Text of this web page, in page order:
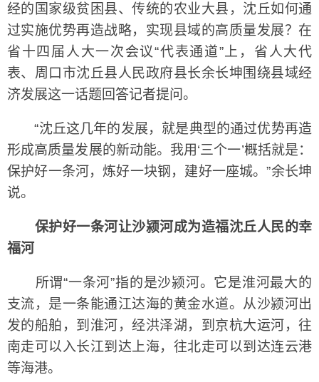
经的国家级贫困县、传统的农业大县，沈丘如何通
过实施优势再造战略，实现县域的高质量发展？在
省十四届人大一次会议“代表通道”上，省人大代
表、周口市沈丘县人民政府县长余长坤围绕县域经
济发展这一话题回答记者提问。
“沈丘这几年的发展，就是典型的通过优势再造
形成高质量发展的新动能。我用‘三个一’概括就是：
保护好一条河，炼好一块钢，建好一座城。”余长坤
说。
保护好一条河让沙颍河成为造福沈丘人民的幸
福河
所谓“一条河”指的是沙颍河。它是淮河最大的
支流，是一条能通江达海的黄金水道。从沙颍河出
发的船舶，到淮河，经洪泽湖，到京杭大运河，往
南走可以入长江到达上海，往北走可以到达连云港
等海港。